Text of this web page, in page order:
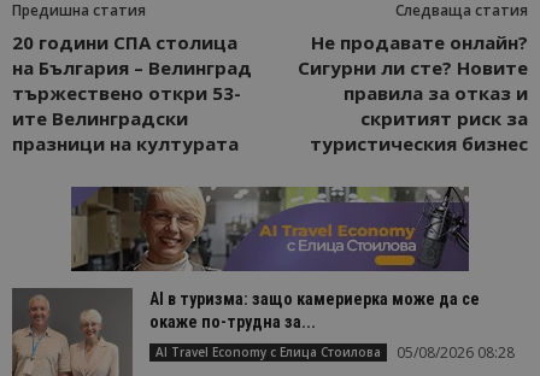
Предишна статия
20 години СПА столица
на България – Велинград
тържествено откри 53-
ите Велинградски
празници на културата
Следваща статия
Не продавате онлайн?
Сигурни ли сте? Новите
правила за отказ и
скритият риск за
туристическия бизнес
AI в туризма: защо камериерка може да се
окаже по-трудна за...
AI Travel Economy с Елица Стоилова 05/08/2026 08:28